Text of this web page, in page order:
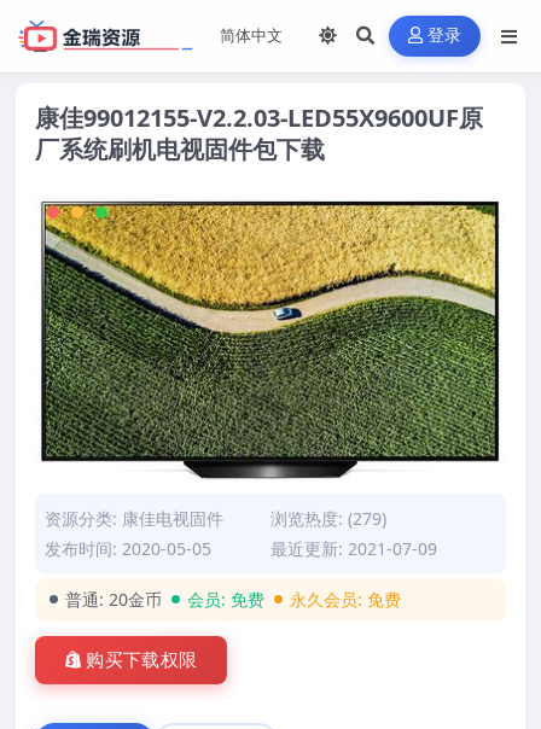
登录
康佳99012155-V2.2.03-LED55X9600UF原
厂系统刷机电视固件包下载
资源分类: 康佳电视固件
浏览热度: (279)
发布时间: 2020-05-05
最近更新: 2021-07-09
普通: 20金币 会员: 免费 永久会员: 免费
购买下载权限